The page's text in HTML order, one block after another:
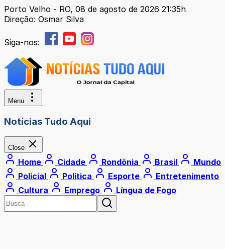
Porto Velho - RO, 08 de agosto de 2026 21:35h
Direção: Osmar Silva
Siga-nos:
Menu
Notícias Tudo Aqui
Close
Home Cidade Rondônia Brasil
Mundo
Policial
Política Esporte
Entretenimento
Cultura
Emprego Língua de Fogo